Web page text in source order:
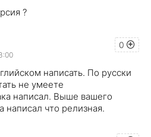
?
0
написать. По русски
не умеете
написал. Выше вашего
что релизная.